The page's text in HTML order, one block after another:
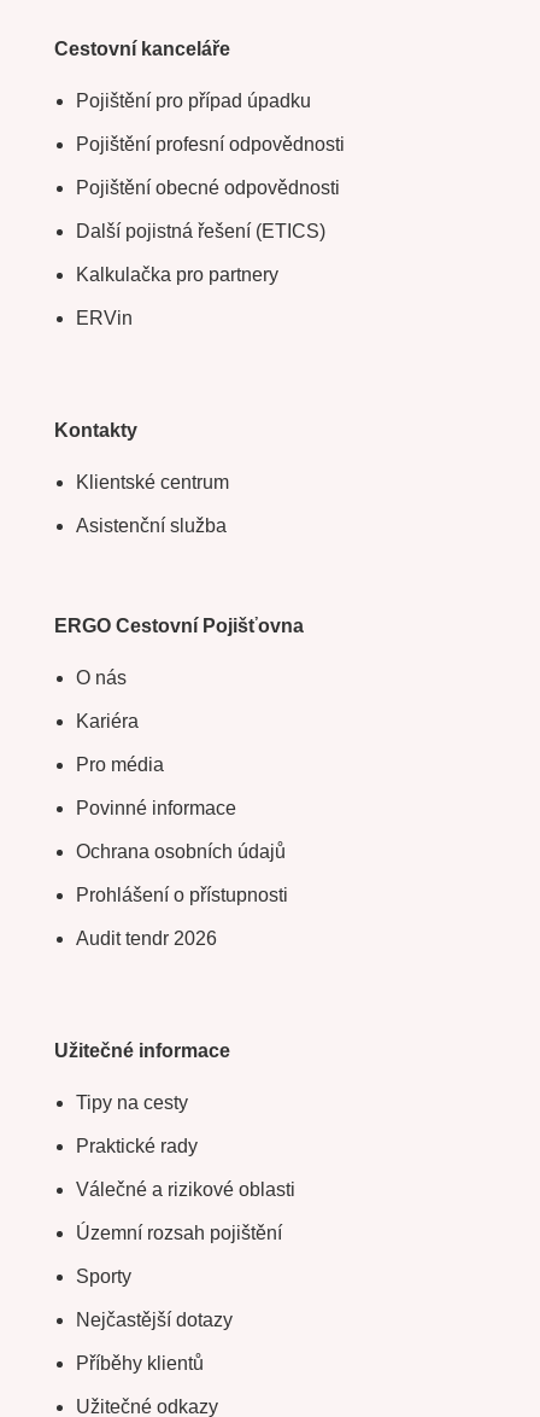
Cestovní kanceláře
Pojištění pro případ úpadku
Pojištění profesní odpovědnosti
Pojištění obecné odpovědnosti
Další pojistná řešení (ETICS)
Kalkulačka pro partnery
ERVin
Kontakty
Klientské centrum
Asistenční služba
ERGO Cestovní Pojišťovna
O nás
Kariéra
Pro média
Povinné informace
Ochrana osobních údajů
Prohlášení o přístupnosti
Audit tendr 2026
Užitečné informace
Tipy na cesty
Praktické rady
Válečné a rizikové oblasti
Územní rozsah pojištění
Sporty
Nejčastější dotazy
Příběhy klientů
Užitečné odkazy